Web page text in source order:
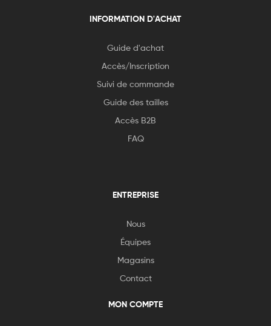
INFORMATION D'ACHAT
Guide d'achat
Accès/Inscription
Suivi de commande
Guide des tailles
Accès B2B
FAQ
ENTREPRISE
Nous
Équipes
Magasins
Contact
MON COMPTE